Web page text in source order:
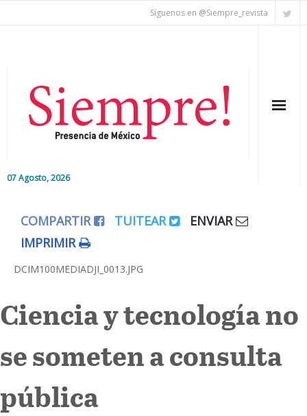
Síguenos en @Siempre_revista
07 Agosto, 2026
Editorial
Nacional
Colaboradores
Cultura
COMPARTIR TUITEAR
ENVIAR
IMPRIMIR
DCIM100MEDIADJI_0013.JPG
Ciencia y tecnología no
se someten a consulta
pública